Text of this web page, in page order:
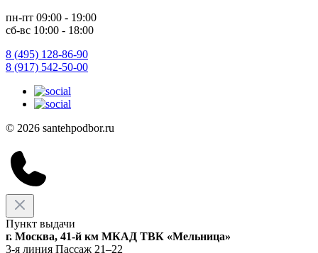
пн-пт 09:00 - 19:00
сб-вс 10:00 - 18:00
8 (495) 128-86-90
8 (917) 542-50-00
© 2026 santehpodbor.ru
Пункт выдачи
г. Москва, 41-й км МКАД ТВК «Мельница»
3-я линия Пассаж 21–22